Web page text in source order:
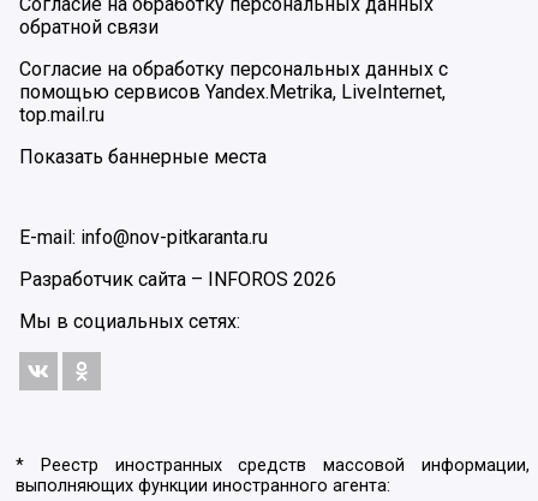
обратной связи
Согласие на обработку персональных данных с
помощью сервисов Yandex.Metrika, LiveInternet,
top.mail.ru
Показать баннерные места
E-mail: info@nov-pitkaranta.ru
Разработчик сайта –
INFOROS 2026
Мы в социальных сетях:
* Реестр иностранных средств массовой информации,
выполняющих функции иностранного агента: